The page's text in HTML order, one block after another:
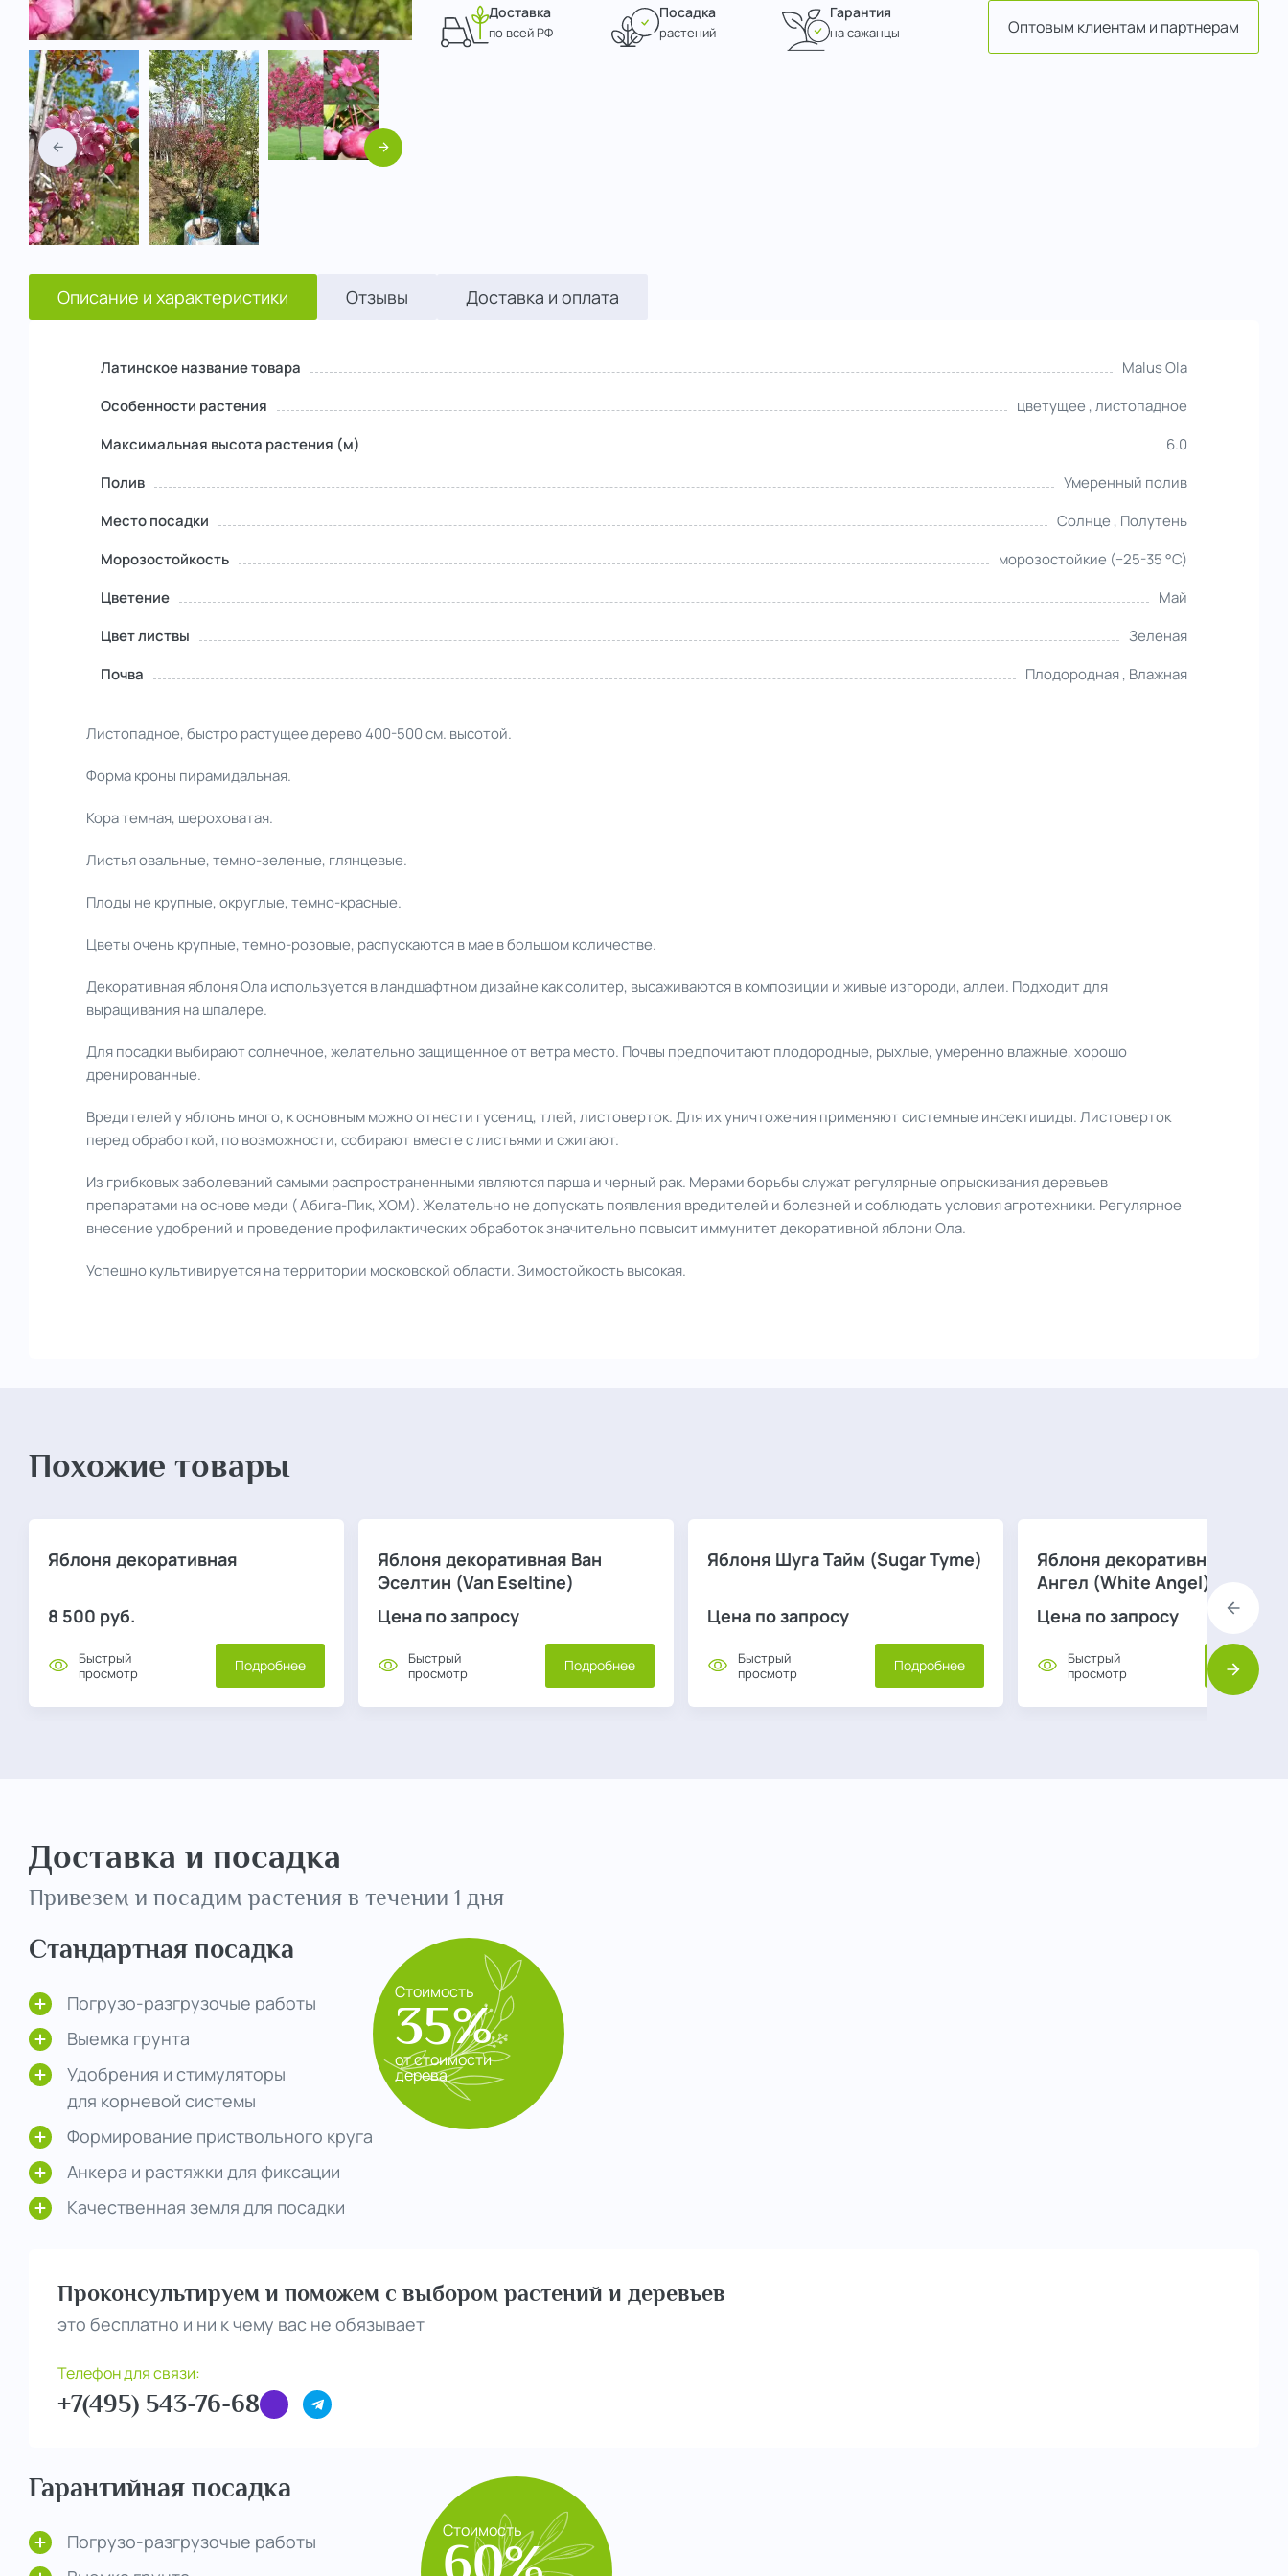
Назад Вперед
Доставка
по всей РФ
Посадка
растений
Гарантия
на сажанцы Оптовым клиентам и партнерам
Описание и характеристики Отзывы Доставка и оплата
Латинское название товара
Malus Ola
Особенности растения
цветущее , листопадное
Максимальная высота растения (м)
6.0
Полив
Умеренный полив
Место посадки
Солнце , Полутень
Морозостойкость
морозостойкие (−25-35 °С)
Цветение
Май
Цвет листвы
Зеленая
Почва
Плодородная , Влажная
Листопадное, быстро растущее дерево 400-500 см. высотой.
Форма кроны пирамидальная.
Кора темная, шероховатая.
Листья овальные, темно-зеленые, глянцевые.
Плоды не крупные, округлые, темно-красные.
Цветы очень крупные, темно-розовые, распускаются в мае в большом количестве.
Декоративная яблоня Ола используется в ландшафтном дизайне как солитер, высаживаются в композиции и живые изгороди, аллеи. Подходит для
выращивания на шпалере.
Для посадки выбирают солнечное, желательно защищенное от ветра место. Почвы предпочитают плодородные, рыхлые, умеренно влажные, хорошо
дренированные.
Вредителей у яблонь много, к основным можно отнести гусениц, тлей, листоверток. Для их уничтожения применяют системные инсектициды. Листоверток
перед обработкой, по возможности, собирают вместе с листьями и сжигают.
Из грибковых заболеваний самыми распространенными являются парша и черный рак. Мерами борьбы служат регулярные опрыскивания деревьев
препаратами на основе меди ( Абига-Пик, ХОМ). Желательно не допускать появления вредителей и болезней и соблюдать условия агротехники. Регулярное
внесение удобрений и проведение профилактических обработок значительно повысит иммунитет декоративной яблони Ола.
Успешно культивируется на территории московской области. Зимостойкость высокая.
Похожие товары
Яблоня декоративная
8 500 руб.
Быстрый
просмотр
Подробнее
Яблоня декоративная Ван
Эселтин (Van Eseltine)
Цена по запросу
Быстрый
просмотр
Подробнее
Яблоня Шуга Тайм (Sugar Tyme)
Цена по запросу
Быстрый
просмотр
Подробнее
Яблоня декоративная Уайт
Ангел (White Angel)
Цена по запросу
Быстрый
просмотр
Назад
Вперед
Доставка и посадка
Привезем и посадим растения в течении 1 дня
Стандартная посадка
Погрузо-разгрузочые работы
Выемка грунта
Удобрения и стимуляторы
для корневой системы
Формирование приствольного круга
Анкера и растяжки для фиксации
Качественная земля для посадки
Стоимость
35%
от стоимости
дерева
Проконсультируем и поможем с выбором растений и деревьев
это бесплатно и ни к чему вас не обязывает
Телефон для связи:
+7(495) 543-76-68
Гарантийная посадка
Погрузо-разгрузочые работы
Стоимость
60%